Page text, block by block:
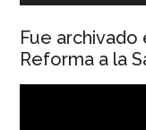
Fue
Reforma a la